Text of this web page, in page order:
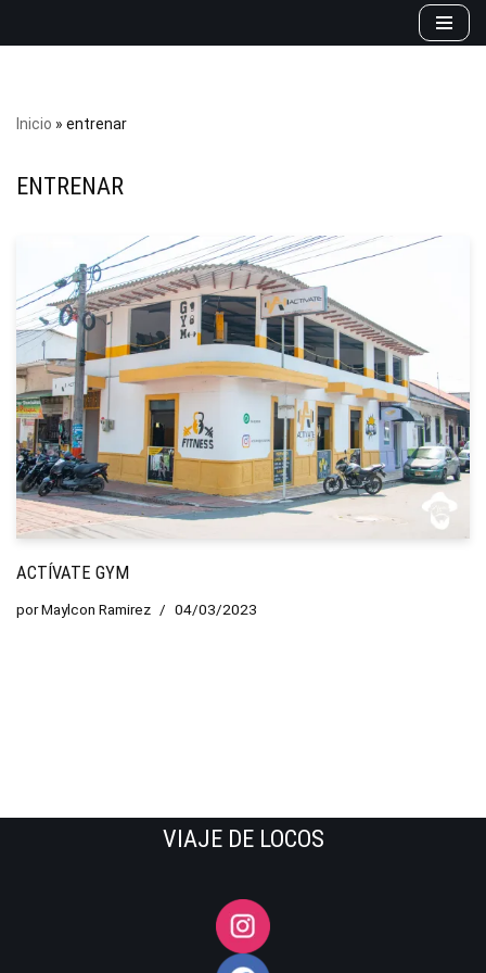
Inicio » entrenar
ENTRENAR
ACTÍVATE GYM
porMaylcon Ramirez 04/03/2023
VIAJE DE LOCOS